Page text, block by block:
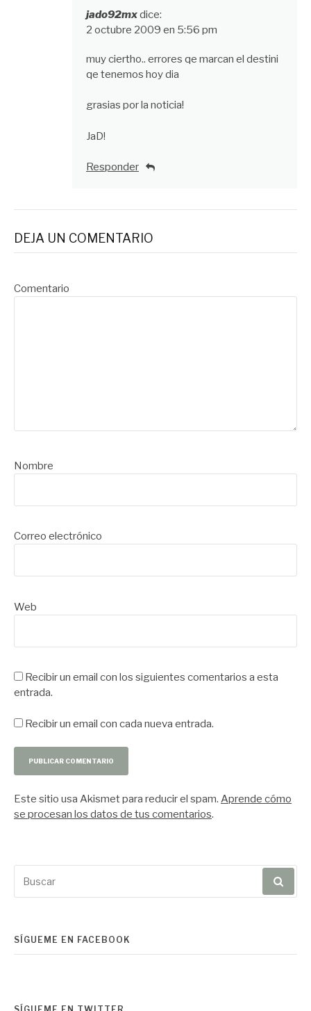
jado92mxdice:
2 octubre 2009 en 5:56 pm
muy ciertho.. errores qe marcan el destini
qe tenemos hoy dia
grasias por la noticia!
JaD!
Responder
DEJA UN COMENTARIO
Comentario
Nombre
Correo electrónico
Web
Recibir un email con los siguientes comentarios a esta
entrada.
Recibir un email con cada nueva entrada.
Este sitio usa Akismet para reducir el spam. Aprende cómo
se procesan los datos de tus comentarios.
por:
SÍGUEME EN FACEBOOK